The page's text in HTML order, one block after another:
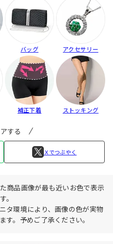
バッグ アクセサリー
補正下着 ストッキング
する
Ｘでつぶやく
商品画像が最も近いお色で表示
。
タ環境により、画像の色が実物
す。予めご了承ください。